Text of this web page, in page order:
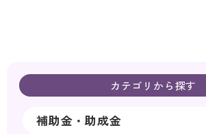
カテゴリから探す
補助金・助成金